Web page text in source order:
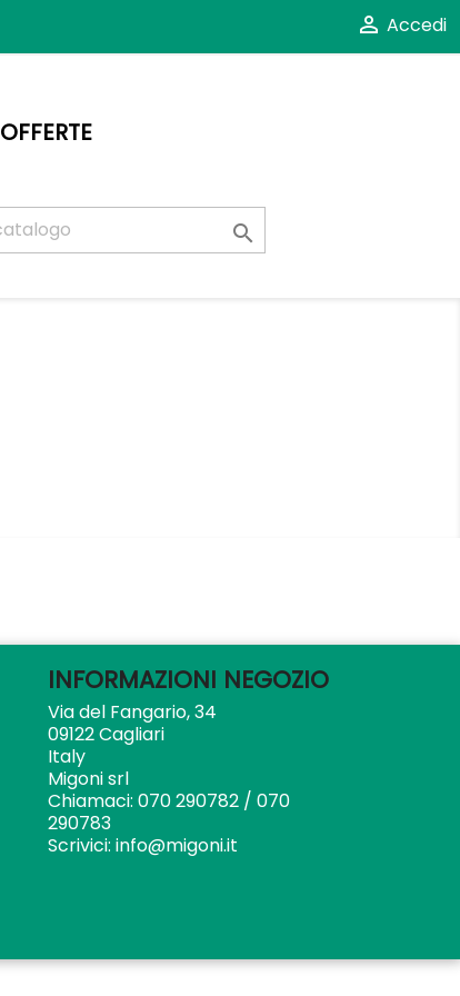
 Accedi
OFFERTE

INFORMAZIONI NEGOZIO
Via del Fangario, 34
09122 Cagliari
Italy
Migoni srl
Chiamaci: 070 290782 / 070
290783
Scrivici: info@migoni.it